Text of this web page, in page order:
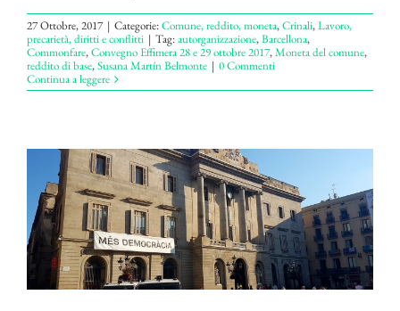
27 Ottobre, 2017 | Categorie:Comune, reddito, moneta,Crinali,Lavoro,
precarietà, diritti e conflitti | Tag:autorganizzazione,Barcellona,
Commonfare,Convegno Effimera 28 e 29 ottobre 2017,Moneta del comune,
reddito di base,Susana Martín Belmonte | 0 Commenti
Continua a leggere